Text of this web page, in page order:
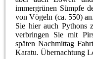
immergrünen Sümpfe
von Vögeln (ca. 550)
Sie hier auch Pythons
verbringen Sie mit
späten Nachmittag
Karatu. Übernachtung